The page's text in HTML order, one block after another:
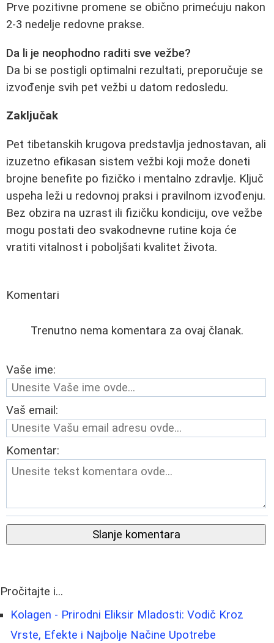
Prve pozitivne promene se obično primećuju nakon
2-3 nedelje redovne prakse.
Da li je neophodno raditi sve vežbe?
Da bi se postigli optimalni rezultati, preporučuje se
izvođenje svih pet vežbi u datom redosledu.
Zaključak
Pet tibetanskih krugova predstavlja jednostavan, ali
izuzetno efikasan sistem vežbi koji može doneti
brojne benefite po fizičko i mentalno zdravlje. Ključ
uspeha leži u redovnoj praksi i pravilnom izvođenju.
Bez obzira na uzrast ili fizičku kondiciju, ove vežbe
mogu postati deo svakodnevne rutine koja će
vratiti vitalnost i poboljšati kvalitet života.
Komentari
Trenutno nema komentara za ovaj članak.
Vaše ime:
Vaš email:
Komentar:
Slanje komentara
Pročitajte i...
Kolagen - Prirodni Eliksir Mladosti: Vodič Kroz
Vrste, Efekte i Najbolje Načine Upotrebe